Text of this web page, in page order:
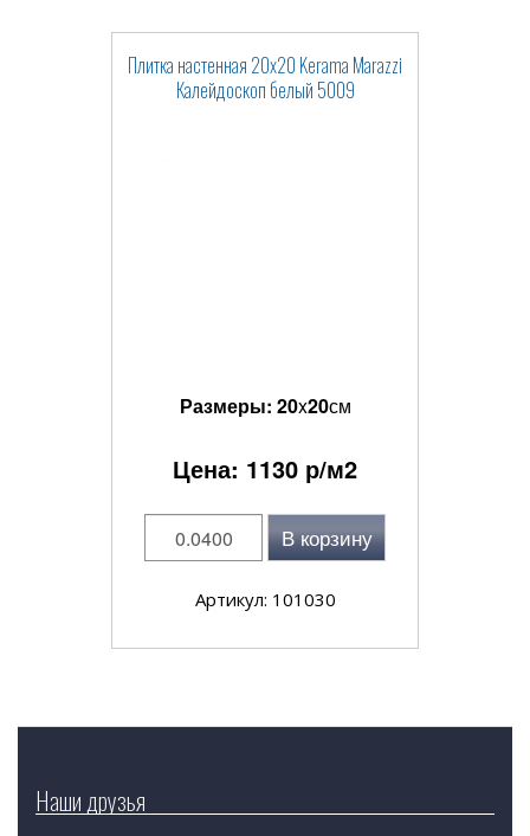
Плитка настенная 20x20 Kerama Marazzi
Калейдоскоп белый 5009
Размеры: 20x20см
Цена: 1130 р/м2
В корзину
Артикул: 101030
Наши друзья